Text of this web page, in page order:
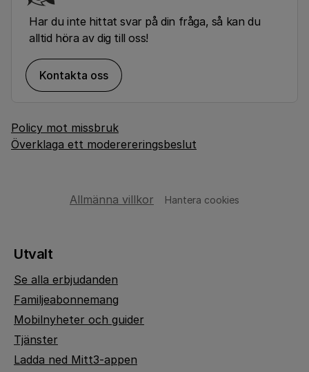
Har du inte hittat svar på din fråga, så kan du
alltid höra av dig till oss!
Kontakta oss
Policy mot missbruk
Överklaga ett moderereringsbeslut
Allmänna villkor Hantera cookies
Utvalt
Se alla erbjudanden
Familjeabonnemang
Mobilnyheter och guider
Tjänster
Ladda ned Mitt3-appen